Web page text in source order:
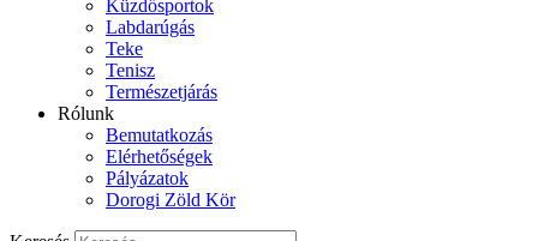
Küzdősportok
Labdarúgás
Teke
Tenisz
Természetjárás
Rólunk
Bemutatkozás
Elérhetőségek
Pályázatok
Dorogi Zöld Kör